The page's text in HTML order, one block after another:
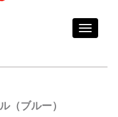
Toggle
（ブルー）